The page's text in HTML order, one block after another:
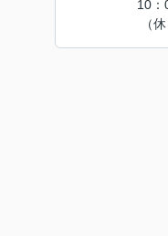
10：
（